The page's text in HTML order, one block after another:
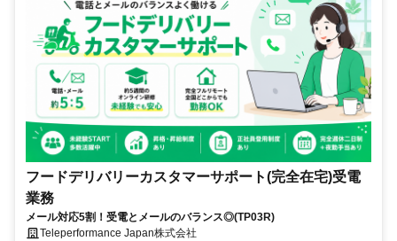
フードデリバリーカスタマーサポート(完全在宅)受電
業務
メール対応5割！受電とメールのバランス◎(TP03R)
Teleperformance Japan株式会社